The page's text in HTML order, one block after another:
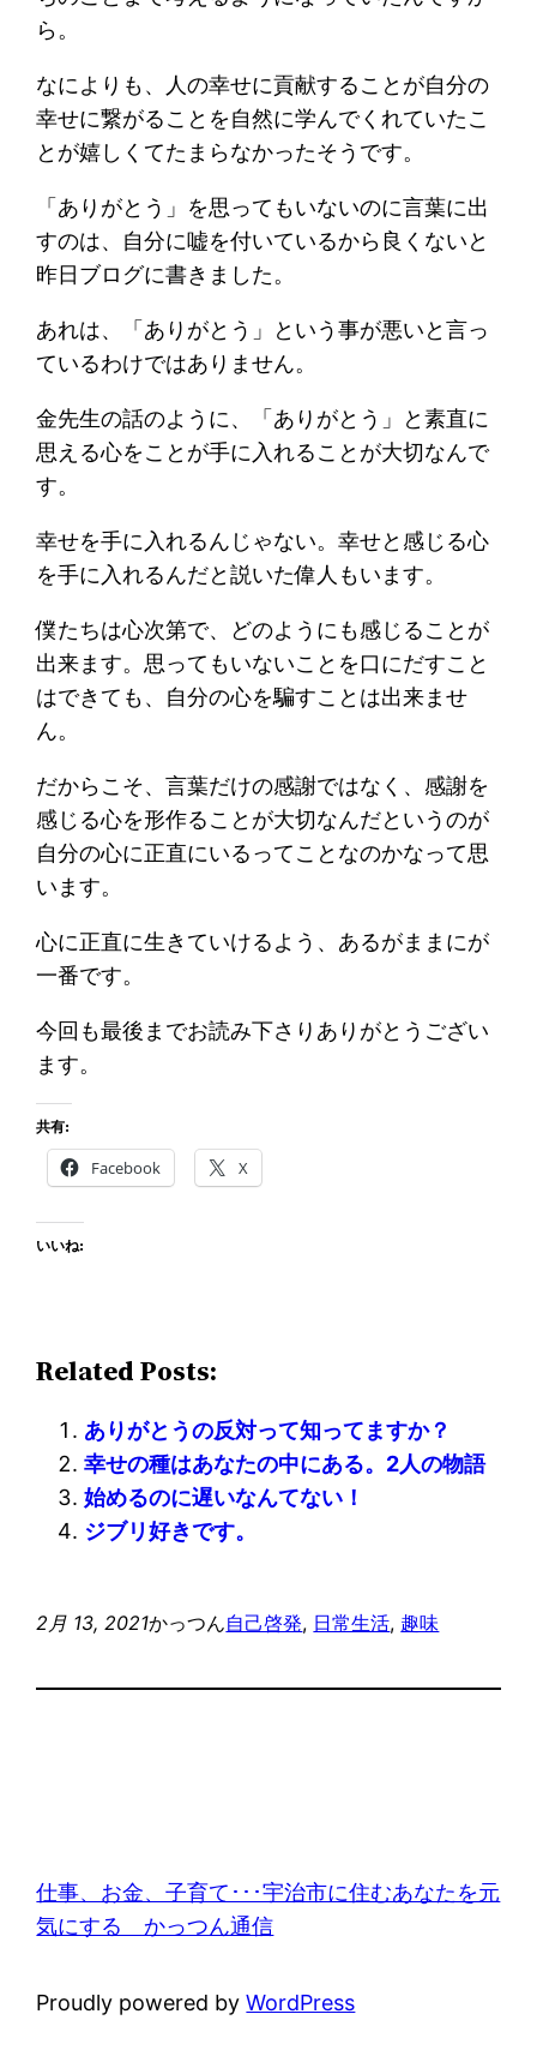
ら。
なによりも、人の幸せに貢献することが自分の
幸せに繋がることを自然に学んでくれていたこ
とが嬉しくてたまらなかったそうです。
「ありがとう」を思ってもいないのに言葉に出
すのは、自分に嘘を付いているから良くないと
昨日ブログに書きました。
あれは、「ありがとう」という事が悪いと言っ
ているわけではありません。
金先生の話のように、「ありがとう」と素直に
思える心をことが手に入れることが大切なんで
す。
幸せを手に入れるんじゃない。幸せと感じる心
を手に入れるんだと説いた偉人もいます。
僕たちは心次第で、どのようにも感じることが
出来ます。思ってもいないことを口にだすこと
はできても、自分の心を騙すことは出来ませ
ん。
だからこそ、言葉だけの感謝ではなく、感謝を
感じる心を形作ることが大切なんだというのが
自分の心に正直にいるってことなのかなって思
います。
心に正直に生きていけるよう、あるがままにが
一番です。
今回も最後までお読み下さりありがとうござい
ます。
共有:
Facebook X
いいね:
Related Posts:
ありがとうの反対って知ってますか？
幸せの種はあなたの中にある。2人の物語
始めるのに遅いなんてない！
ジブリ好きです。
2月 13, 2021かっつん自己啓発, 日常生活, 趣味
仕事、お金、子育て･･･宇治市に住むあなたを元
気にする かっつん通信
Proudly powered byWordPress